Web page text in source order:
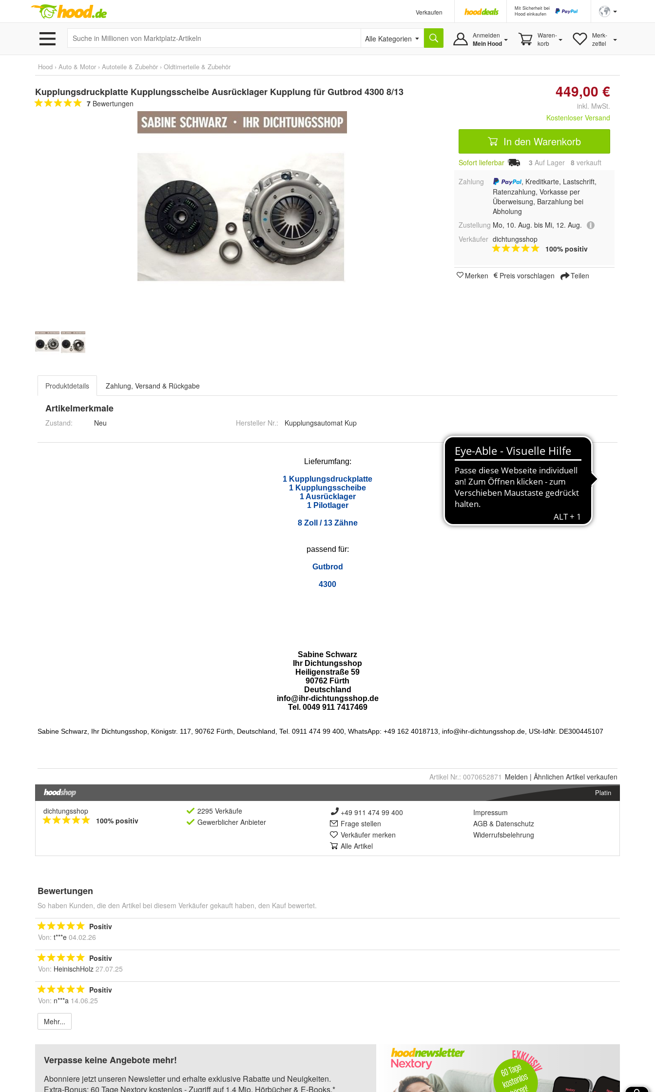
Verkaufen
Mit Sicherheit bei
Hood einkaufen
Alle Kategorien Anmelden
Mein Hood
Waren-
korb
Merk-
zettel
Hood › Auto & Motor › Autoteile & Zubehör › Oldtimerteile & Zubehör
Kupplungsdruckplatte Kupplungsscheibe Ausrücklager Kupplung für Gutbrod 4300 8/13
7 Bewertungen
449,00 €
inkl. MwSt.
Kostenloser Versand
In den Warenkorb
Sofort lieferbar 3 Auf Lager 8 verkauft
Zahlung
, Kreditkarte, Lastschrift,
Ratenzahlung, Vorkasse per
Überweisung, Barzahlung bei
Abholung
Zustellung Mo, 10. Aug. bis Mi, 12. Aug.
Verkäufer dichtungsshop
100% positiv
Merken Preis vorschlagen Teilen
Produktdetails Zahlung, Versand & Rückgabe
Artikelmerkmale
Zustand: Neu Hersteller Nr.: Kupplungsautomat Kup
Artikel Nr.: 0070652871 Melden | Ähnlichen Artikel verkaufen
Platin
dichtungsshop
100% positiv
2295 Verkäufe
Gewerblicher Anbieter
+49 911 474 99 400
Frage stellen
Verkäufer merken
Alle Artikel
Impressum
AGB & Datenschutz
Widerrufsbelehrung
Bewertungen
So haben Kunden, die den Artikel bei diesem Verkäufer gekauft haben, den Kauf bewertet.
Positiv
Von: t***e 04.02.26
Positiv
Von: HeinischHolz 27.07.25
Positiv
Von: n***a 14.06.25
Mehr...
Verpasse keine Angebote mehr!
Abonniere jetzt unseren Newsletter und erhalte exklusive Rabatte und Neuigkeiten.
Extra-Bonus: 60 Tage Nextory kostenlos - Zugriff auf 1,4 Mio. Hörbücher & E-Books.*